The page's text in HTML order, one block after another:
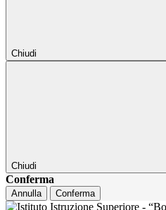
Chiudi
Chiudi
Conferma
Annulla Conferma